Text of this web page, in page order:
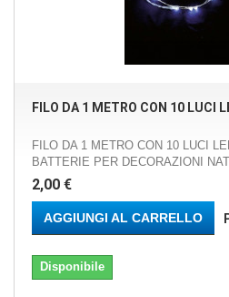
FILO DA 1 METRO CON 10 LUCI
FILO DA 1 METRO CON 10 LUCI
BATTERIE PER DECORAZIONI
2,00 €
AGGIUNGI AL CARRELLO
Disponibile